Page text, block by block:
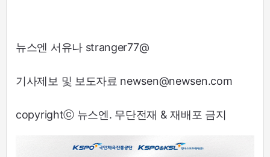
뉴스엔 서유나 stranger77@
기사제보 및 보도자료 newsen@newsen.com
copyrightⓒ 뉴스엔. 무단전재 & 재배포 금지